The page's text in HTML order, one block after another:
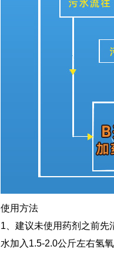
使用方法
1、建议未使用药剂之前先
水加入1.5-2.0公斤左右氢氧